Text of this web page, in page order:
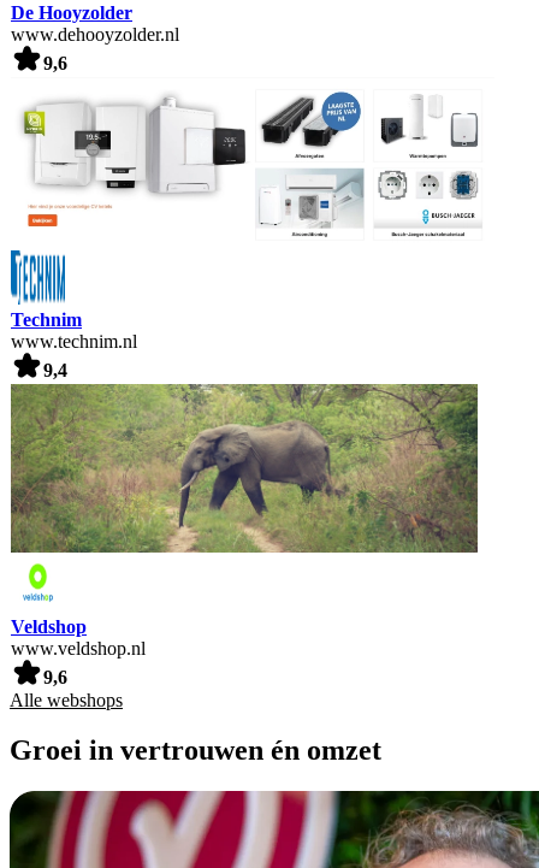
De Hooyzolder
www.dehooyzolder.nl
9,6
Technim
www.technim.nl
9,4
Veldshop
www.veldshop.nl
9,6
Alle webshops
Groei in vertrouwen én omzet